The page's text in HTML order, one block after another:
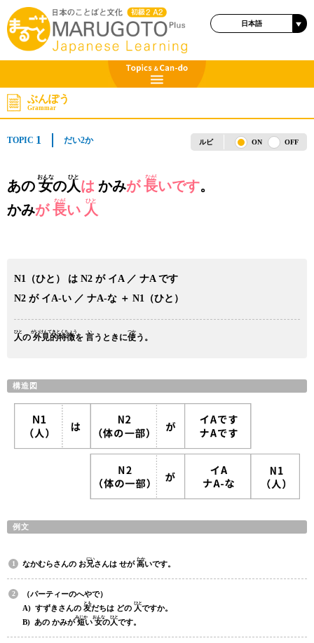
日本語
ぶんぽう
Grammar
TOPIC 1 だい2か ルビ ON OFF
あの 女
おんな
の人
ひと
は かみが長
なが
いです。
かみが長
なが
い 人
ひと
N1（ひと） は N2 が イA ／ ナA です
N2 が イA-い ／ ナA-な ＋ N1（ひと）
人
ひと
の 外見的特徴
がいけんてきとくちょう
を 言
い
うときに使
つか
う。
構造図
例文
なかむらさんの お兄
にい
さんは せが高
たか
いです。
（パーティーのへやで）
A) すずきさんの 友
とも
だちは どの 人
ひと
ですか。
B) あの かみが短
みじか
い女
おんな
の人
ひと
です。